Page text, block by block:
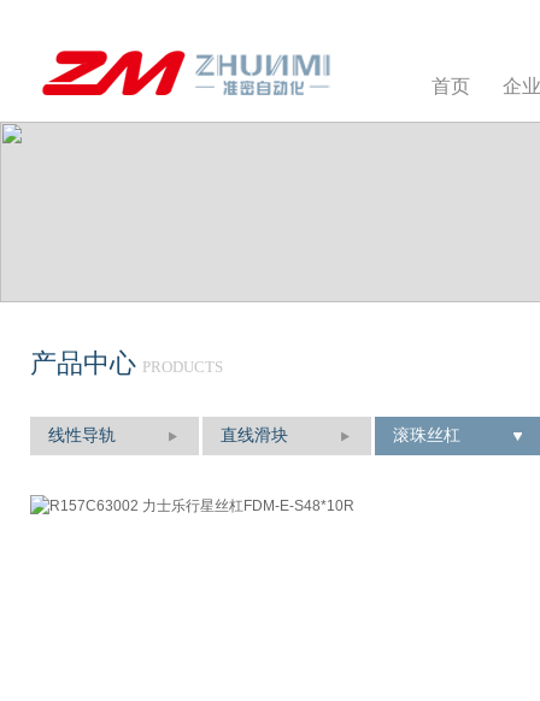
首页 企
产品中心 PRODUCTS
线性导轨 直线滑块 滚珠丝杠